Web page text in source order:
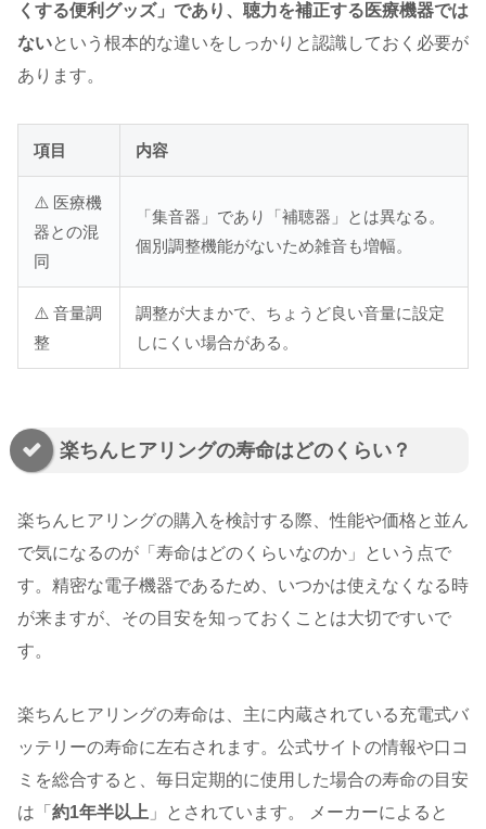
くする便利グッズ」であり、聴力を補正する医療機器では
ないという根本的な違いをしっかりと認識しておく必要が
あります。
項目 内容
⚠️ 医療機
器との混
同
「集音器」であり「補聴器」とは異なる。
個別調整機能がないため雑音も増幅。
⚠️ 音量調
整
調整が大まかで、ちょうど良い音量に設定
しにくい場合がある。
楽ちんヒアリングの寿命はどのくらい？
楽ちんヒアリングの購入を検討する際、性能や価格と並ん
で気になるのが「寿命はどのくらいなのか」という点で
す。精密な電子機器であるため、いつかは使えなくなる時
が来ますが、その目安を知っておくことは大切ですいで
す。
楽ちんヒアリングの寿命は、主に内蔵されている充電式バ
ッテリーの寿命に左右されます。公式サイトの情報や口コ
ミを総合すると、毎日定期的に使用した場合の寿命の目安
は「 約1年半以上 」とされています。 メーカーによると